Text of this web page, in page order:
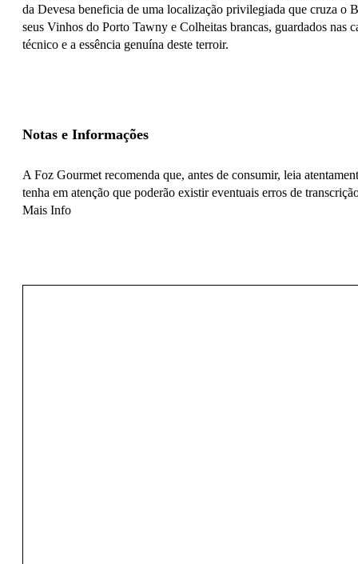
da Devesa beneficia de uma localização privilegiada que cruza
seus Vinhos do Porto Tawny e Colheitas brancas, guardados nas
técnico e a essência genuína deste terroir.
Notas e Informações
A Foz Gourmet recomenda que, antes de consumir, leia
tenha em atenção que poderão existir eventuais erros de
Mais Info